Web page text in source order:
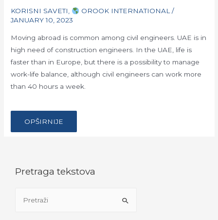
KORISNI SAVETI, OROOK INTERNATIONAL/
JANUARY 10, 2023
Moving abroad is common among civil engineers. UAE is in
high need of construction engineers. In the UAE, life is
faster than in Europe, but there is a possibility to manage
work-life balance, although civil engineers can work more
than 40 hours a week.
…
MOVING
ABROAD:
CIVIL
OPŠIRNIJE
Pretraga tekstova